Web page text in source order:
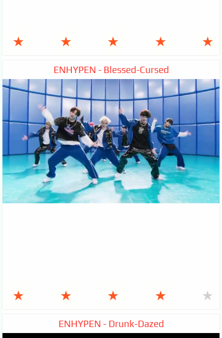
★ ★ ★ ★ ★
ENHYPEN - Blessed-Cursed
★ ★ ★ ★ ★
ENHYPEN - Drunk-Dazed